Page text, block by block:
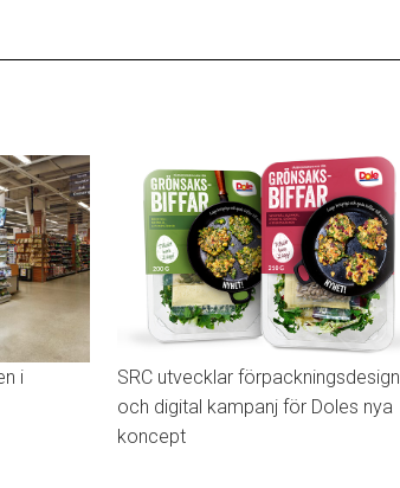
i
SRC utvecklar förpackningsdesign
och digital kampanj för Doles nya
koncept